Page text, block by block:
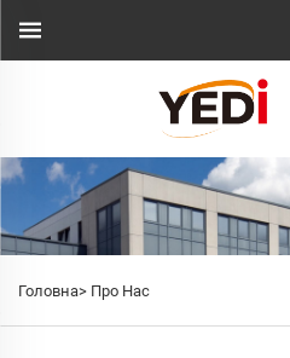
Головна> Про Нас